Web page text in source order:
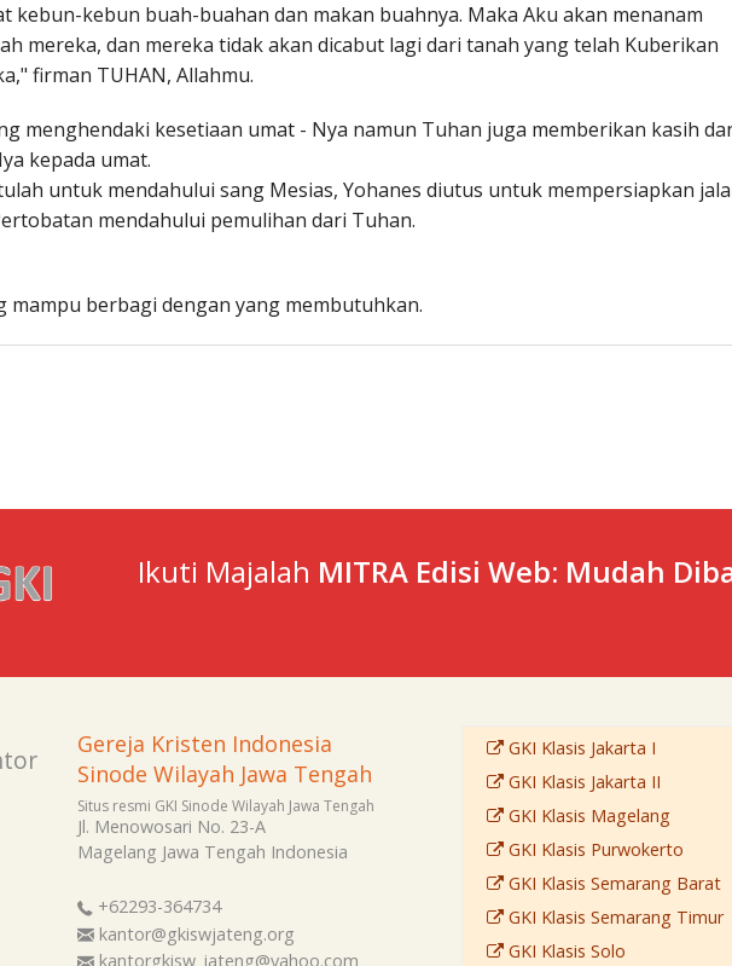
kebun-kebun buah-buahan dan makan buahnya. Maka Aku akan menanam
mereka, dan mereka tidak akan dicabut lagi dari tanah yang telah Kuberikan
firman TUHAN, Allahmu.
menghendaki kesetiaan umat - Nya namun Tuhan juga memberikan kasih
kepada umat.
untuk mendahului sang Mesias, Yohanes diutus untuk mempersiapkan
mendahului pemulihan dari Tuhan.
mampu berbagi dengan yang membutuhkan.
Ikuti Majalah MITRA Edisi Web: Mudah
Gereja Kristen Indonesia
Sinode Wilayah Jawa Tengah
Situs resmi GKI Sinode Wilayah Jawa Tengah
Jl. Menowosari No. 23-A
Magelang Jawa Tengah Indonesia
+62293-364734
kantor@gkiswjateng.org
kantorgkisw_jateng@yahoo.com
GKI Klasis Jakarta I
GKI Klasis Jakarta II
GKI Klasis Magelang
GKI Klasis Purwokerto
GKI Klasis Semarang Barat
GKI Klasis Semarang Timur
GKI Klasis Solo